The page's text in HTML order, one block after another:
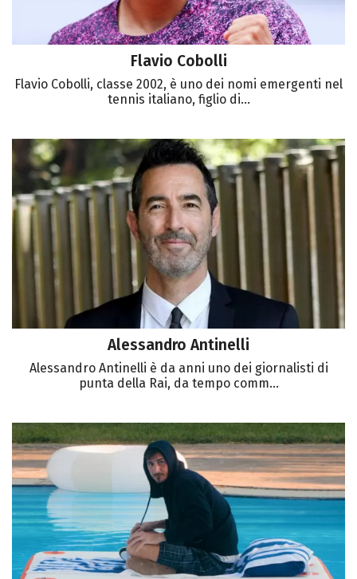
Flavio Cobolli
Flavio Cobolli, classe 2002, è uno dei nomi emergenti nel
tennis italiano, figlio di...
Alessandro Antinelli
Alessandro Antinelli è da anni uno dei giornalisti di
punta della Rai, da tempo comm...